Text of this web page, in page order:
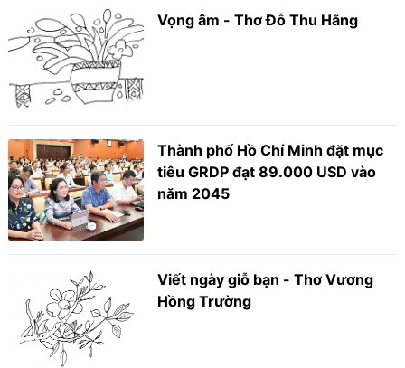
Vọng âm - Thơ Đỗ Thu Hằng
Thành phố Hồ Chí Minh đặt mục
tiêu GRDP đạt 89.000 USD vào
năm 2045
Viết ngày giỗ bạn - Thơ Vương
Hồng Trường